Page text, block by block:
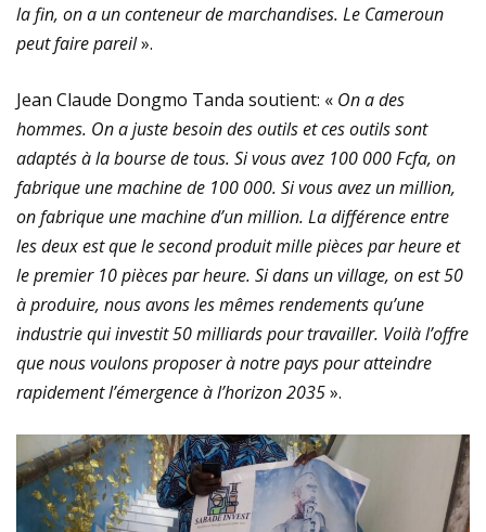
la fin, on a un conteneur de marchandises. Le Cameroun
peut faire pareil».
Jean Claude Dongmo Tanda soutient: « On a des
hommes. On a juste besoin des outils et ces outils sont
adaptés à la bourse de tous. Si vous avez 100 000 Fcfa, on
fabrique une machine de 100 000. Si vous avez un million,
on fabrique une machine d’un million. La différence entre
les deux est que le second produit mille pièces par heure et
le premier 10 pièces par heure. Si dans un village, on est 50
à produire, nous avons les mêmes rendements qu’une
industrie qui investit 50 milliards pour travailler. Voilà l’offre
que nous voulons proposer à notre pays pour atteindre
rapidement l’émergence à l’horizon 2035».